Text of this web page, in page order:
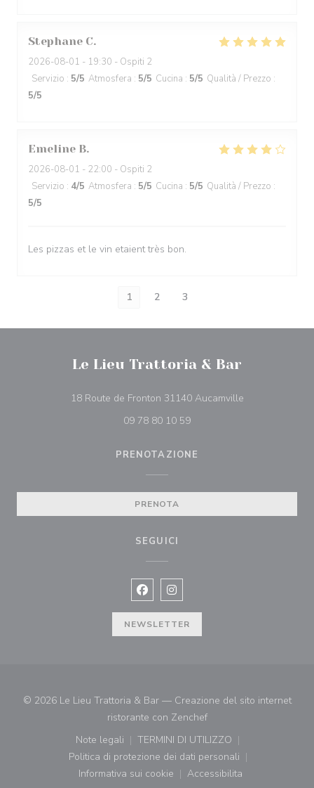
Stephane C
2026-08-01 - 19:30 - Ospiti 2
Servizio : 5/5 Atmosfera : 5/5 Cucina : 5/5 Qualità / Prezzo :
5/5
Emeline B
2026-08-01 - 22:00 - Ospiti 2
Servizio : 4/5 Atmosfera : 5/5 Cucina : 5/5 Qualità / Prezzo :
5/5
Les pizzas et le vin etaient très bon.
1 2 3
Le Lieu Trattoria & Bar
18 Route de Fronton 31140 Aucamville((apre una
09 78 80 10 59
PRENOTAZIONE
PRENOTA
SEGUICI
Facebook ((apre una nuova
Instagram ((apre una nuova
NEWSLETTER
© 2026 Le Lieu Trattoria & Bar — Creazione del sito internet
ristorante con Zenchef((apre una nuova
Note legali
((apre una nuova finestra))
TERMINI DI UTILIZZO
((apre una nuova finestra))
Politica di protezione dei dati personali
((apre una nuova finestra))
Informativa sui cookie
((apre una nuova finestra))
Accessibilita
((apre una nuova